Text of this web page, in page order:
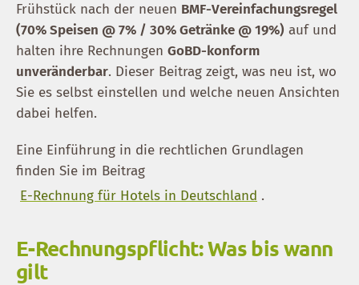
Frühstück nach der neuen BMF-Vereinfachungsregel
(70% Speisen @ 7% / 30% Getränke @ 19%) auf und
halten ihre Rechnungen GoBD-konform
unveränderbar. Dieser Beitrag zeigt, was neu ist, wo
Sie es selbst einstellen und welche neuen Ansichten
dabei helfen.
Eine Einführung in die rechtlichen Grundlagen
finden Sie im Beitrag
E-Rechnung für Hotels in Deutschland .
E-Rechnungspflicht: Was bis wann
gilt